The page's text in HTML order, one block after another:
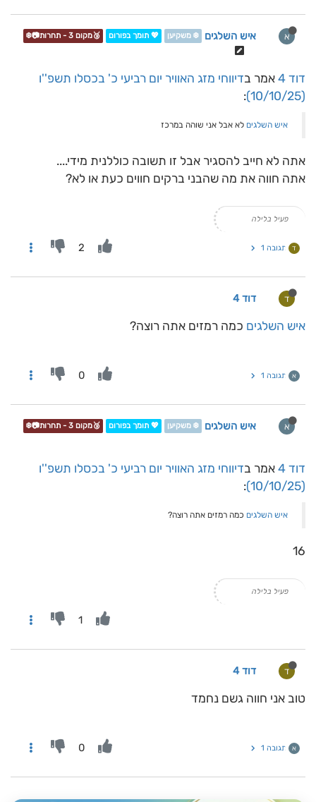
א איש השלגים ❄️ משקיען 💖 תומך בפורום 🥉מקום 3 - תחרות📷❄️
דוד 4 אמר בדיווחי מזג האוויר יום רביעי כ' בכסלו תשפ''ו
(10/10/25)
:
איש השלגים לא אבל אני שוהה במרכז
אתה לא חייב להסגיר אבל זו תשובה כוללנית מידי....
אתה חווה את מה שהבני ברקים חווים כעת או לא?
פעיל בלילה
ד תגובה 1 2
ד דוד 4
איש השלגים כמה רמזים אתה רוצה?
א תגובה 1 0
א איש השלגים ❄️ משקיען 💖 תומך בפורום 🥉מקום 3 - תחרות📷❄️
דוד 4 אמר בדיווחי מזג האוויר יום רביעי כ' בכסלו תשפ''ו
(10/10/25)
:
איש השלגים כמה רמזים אתה רוצה?
16
פעיל בלילה
1
ד דוד 4
טוב אני חווה גשם נחמד
א תגובה 1 0